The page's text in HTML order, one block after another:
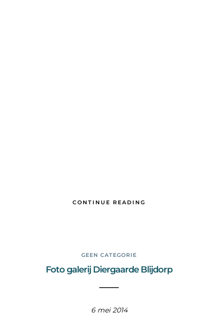
CONTINUE READING
GEEN CATEGORIE
Foto galerij Diergaarde Blijdorp
6 mei 2014